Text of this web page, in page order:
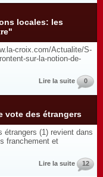
locales: les
croix.com/Actualite/S-
sur-la-notion-de-
Lire la suite 0
vote des étrangers
étrangers (1) revient dans
franchement et
Lire la suite 12